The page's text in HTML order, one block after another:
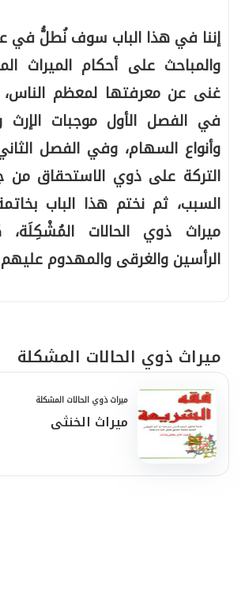
إننا في هذا الباب سوف نُطلُّ في
والمباحث على أحكام الميراث
غنى عن معرفتها لمعظم
في الفصل الأول موجبات الإرث
وأنواع السهام، وفي الفصل
التركة على ذوي الاستحقاق
السبب، ثم نختم هذا الباب
ميراث ذوي الحالات
الرأسين والغرقى والمهدوم
ميراث ذوي الحالات المشكلة
ميراث ذوي الحالات المشكلة
ميراث الخنثى